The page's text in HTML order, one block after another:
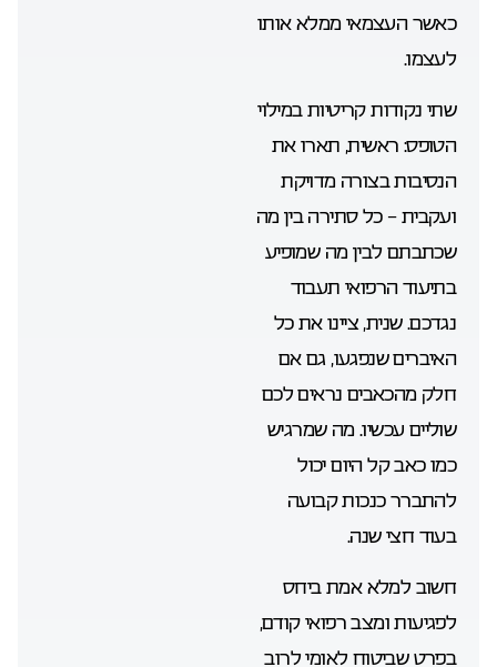
כאשר העצמאי ממלא אותו
לעצמו.
שתי נקודות קריטיות במילוי
הטופס: ראשית, תארו את
הנסיבות בצורה מדויקת
ועקבית – כל סתירה בין מה
שכתבתם לבין מה שמופיע
בתיעוד הרפואי תעבוד
נגדכם. שנית, ציינו את כל
האיברים שנפגעו, גם אם
חלק מהכאבים נראים לכם
שוליים עכשיו. מה שמרגיש
כמו כאב קל היום יכול
להתברר כנכות קבועה
בעוד חצי שנה.
חשוב למלא אמת ביחס
לפגיעות ומצב רפואי קודם,
בפרט שביטוח לאומי לרוב